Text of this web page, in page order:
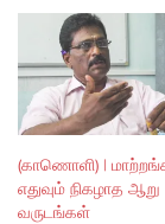
(காணொளி) |
எதுவும் நிகழாத ஆறு
வருடங்கள்